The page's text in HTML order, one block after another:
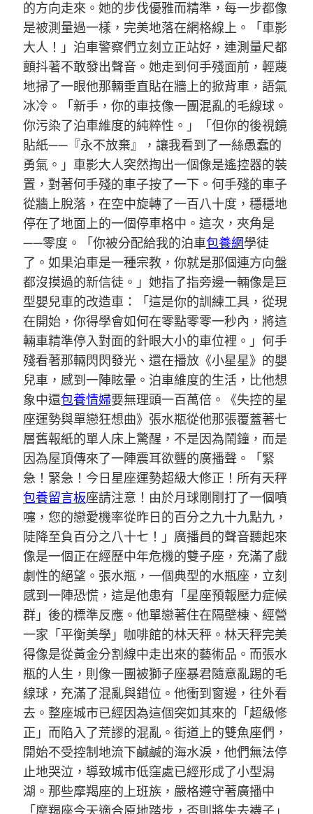
的方向走來。她的步伐優雅而精準，每一步都像
是被測量過一樣，完美地落在網格線上。「車影
大人！」泊車警察們立刻立正站好，連測量尺都
顫抖著不敢發出聲音。她走到何手殘面前，輕蔑
地掃了一眼他那輛垂直貼在牆上的掀背車，語氣
冰冷。「新手，你的車技像一團混亂的毛線球。
你污染了泊車維度的純粹性。」「但你的後視鏡
貼紙——『永不放棄』，讓我看到了一絲愚蠢的
勇氣。」車影大人突然掏出一個像是遙控器的裝
置，對著何手殘的車子按了一下。何手殘的車子
從牆上脫落，在空中旋轉了一百八十度，穩穩地
停在了地面上的一個停車格中。這次，夾角是
——零度。「你被分配給我的泊車包養網學徒
了。如果泊車是一種宗教，你就是那個連方向盤
都沒摸過的新信徒。」她指了指旁邊一輛像是巨
型嬰兒車的改造車：「這是你的訓練工具，從現
在開始，你得學會如何在零點零零一秒內，將這
輛車精準停入對面的針眼大小的車位裡。」何手
殘看著那輛閃閃發光、還在播放《小星星》的嬰
兒車，感到一陣眩暈。泊車維度的生活，比他想
象中還包養情婦要無理頭一百萬倍。《失控的星
座運勢與單戀狂想曲》張水瓶從他那張覆蓋著七
層舊報紙的單人床上驚醒，不是因為鬧鐘，而是
因為屋頂傳來了一陣震耳欲聾的廣播聲。「緊
急！緊急！今日星座運勢超級大修正！所有天秤
包養留言板座請注意！由於月球剛剛打了一個噴
嚏，您的戀愛機率從昨日的百分之九十九點九，
陡降至負百分之八十七！」廣播員的聲音聽起來
像是一個正在經歷中年危機的雙子座，充滿了戲
劇性的絕望。張水瓶，一個典型的水瓶座，立刻
感到一陣恐慌，這是他患有「星座預報壓力症候
群」後的標準反應。他單戀著住在隔壁棟、經營
一家「平衡美學」咖啡館的林天秤。林天秤完美
得像是從黃金分割線中走出來的藝術品。而張水
瓶的人生，則像一團被獅子座暴君隨意亂踢的毛
線球，充滿了混亂與錯位。他衝到窗邊，往外看
去。整座城市已經因為這個突如其來的「超級修
正」而陷入了荒謬的混亂。街道上的雙魚座們，
開始不受控制地流下鹹鹹的海水淚，他們無法停
止地哭泣，導致城市低窪處已經形成了小型潟
湖。那些摩羯座的上班族，嚴格遵守著廣播中